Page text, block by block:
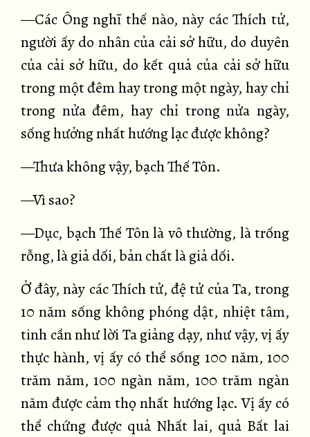
—Các Ông nghĩ thế nào, này các Thích tử,
người ấy do nhân của cải sở hữu, do duyên
của cải sở hữu, do kết quả của cải sở hữu
trong một đêm hay trong một ngày, hay chỉ
trong nửa đêm, hay chỉ trong nửa ngày,
sống hưởng nhất hướng lạc được không?
—Thưa không vậy, bạch Thế Tôn.
—Vì sao?
—Dục, bạch Thế Tôn là vô thường, là trống
rỗng, là giả dối, bản chất là giả dối.
Ở đây, này các Thích tử, đệ tử của Ta, trong
10 năm sống không phóng dật, nhiệt tâm,
tinh cần như lời Ta giảng dạy, như vậy, vị ấy
thực hành, vị ấy có thể sống 100 năm, 100
trăm năm, 100 ngàn năm, 100 trăm ngàn
năm được cảm thọ nhất hướng lạc. Vị ấy có
thể chứng được quả Nhất lai, quả Bất lai